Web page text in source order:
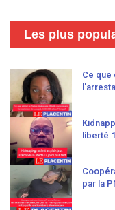
Les plus
Ce que
liberté
par la